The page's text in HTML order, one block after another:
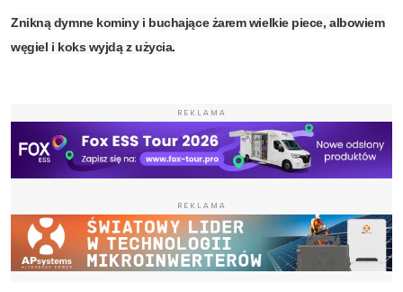
Znikną dymne kominy i buchające żarem wielkie piece, albowiem
węgiel i koks wyjdą z użycia.
REKLAMA
REKLAMA